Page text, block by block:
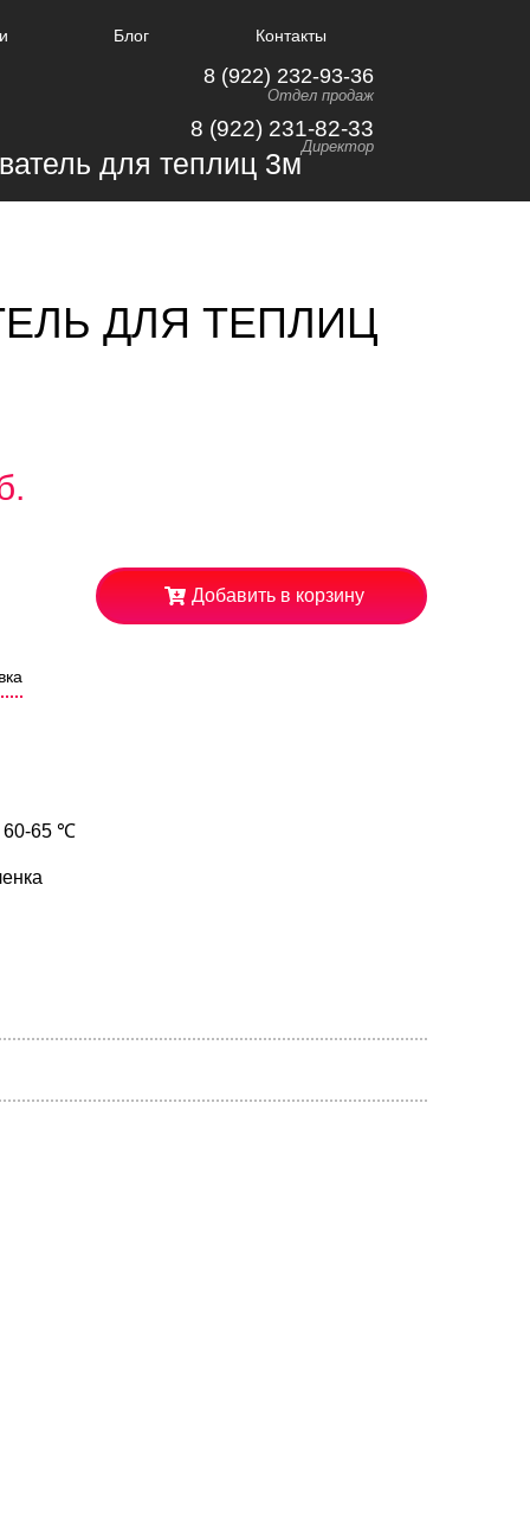
Блог Контакты
8 (922) 232-93-36
Отдел продаж
8 (922) 231-82-33
Директор
ДЛЯ ТЕПЛИЦ
Добавить в корзину
60-65 ℃